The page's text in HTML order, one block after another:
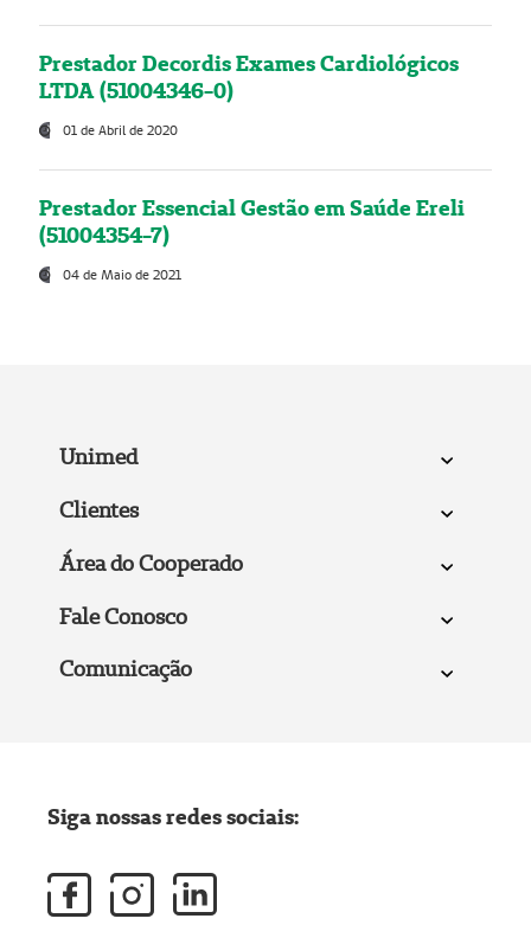
Prestador Decordis Exames Cardiológicos
LTDA (51004346-0)
01 de Abril de 2020
Prestador Essencial Gestão em Saúde Ereli
(51004354-7)
04 de Maio de 2021
Unimed
Clientes
Área do Cooperado
Fale Conosco
Comunicação
Siga nossas redes sociais: